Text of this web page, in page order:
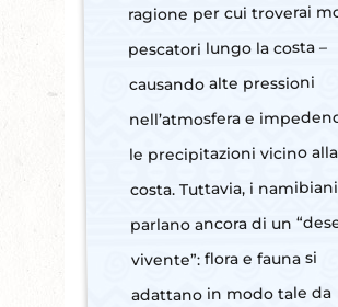
ragione per cui troverai
pescatori lungo la costa –
causando alte pressioni
nell’atmosfera e
le precipitazioni vicino alla
costa. Tuttavia, i namibiani
parlano ancora di un
vivente”: flora e fauna si
adattano in modo tale da